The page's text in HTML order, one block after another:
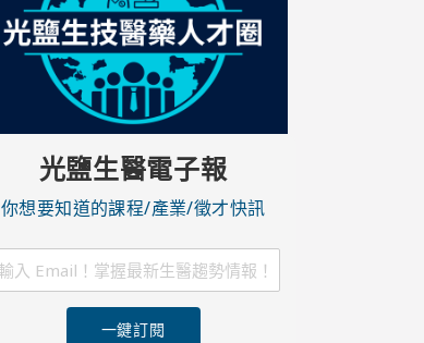
光鹽生醫電子報
你想要知道的課程/產業/徵才快訊
一鍵訂閱